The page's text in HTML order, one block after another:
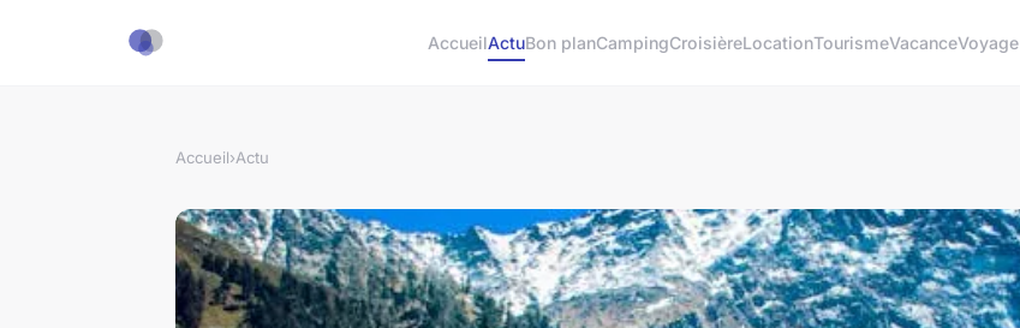
AccueilActuBon planCampingCroisièreLocationTourismeVacanceVoyage
Accueil›Actu